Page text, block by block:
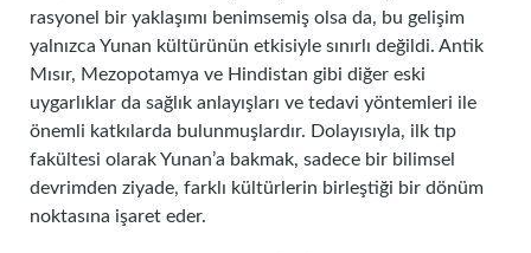
rasyonel bir yaklaşımı benimsemiş olsa da, bu gelişim
yalnızca Yunan kültürünün etkisiyle sınırlı değildi. Antik
Mısır, Mezopotamya ve Hindistan gibi diğer eski
uygarlıklar da sağlık anlayışları ve tedavi yöntemleri ile
önemli katkılarda bulunmuşlardır. Dolayısıyla, ilk tıp
fakültesi olarak Yunan’a bakmak, sadece bir bilimsel
devrimden ziyade, farklı kültürlerin birleştiği bir dönüm
noktasına işaret eder.